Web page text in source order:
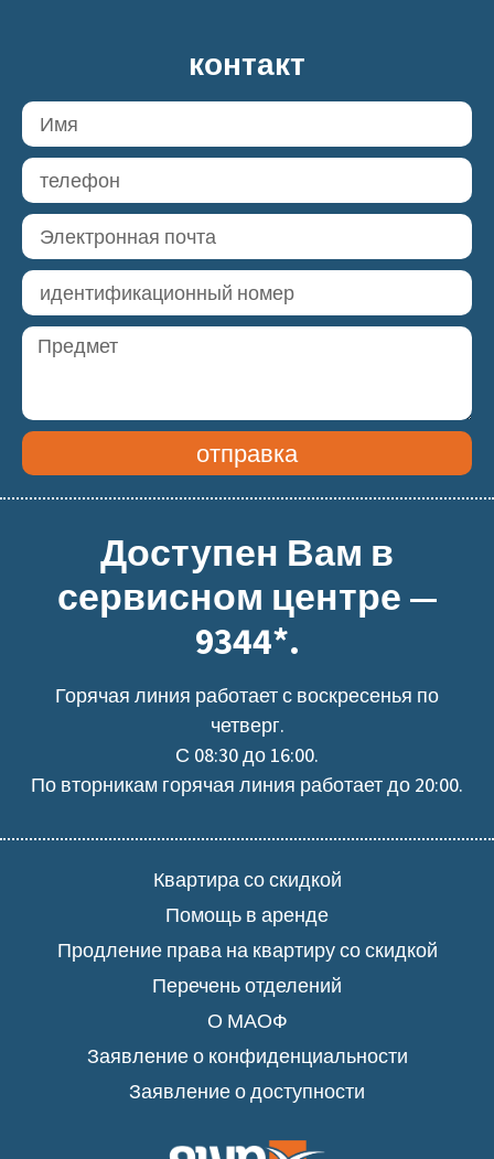
контакт
отправка
Доступен Вам в
сервисном центре —
9344*.
Горячая линия работает с воскресенья по
четверг.
С 08:30 до 16:00.
По вторникам горячая линия работает до 20:00.
Квартира со скидкой
Помощь в аренде
Продление права на квартиру со скидкой
Перечень отделений
О МАОФ
Заявление о конфиденциальности
Заявление о доступности